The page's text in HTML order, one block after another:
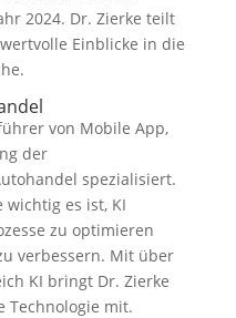
2024. Dr. Zierke teilt
Einblicke in die
von Mobile App,
der
spezialisiert.
wichtig es ist, KI
zu optimieren
verbessern. Mit über
KI bringt Dr. Zierke
Technologie mit.